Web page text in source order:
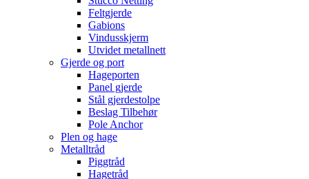
Feltgjerde
Gabions
Vindusskjerm
Utvidet metallnett
Gjerde og port
Hageporten
Panel gjerde
Stål gjerdestolpe
Beslag Tilbehør
Pole Anchor
Plen og hage
Metalltråd
Piggtråd
Hagetråd